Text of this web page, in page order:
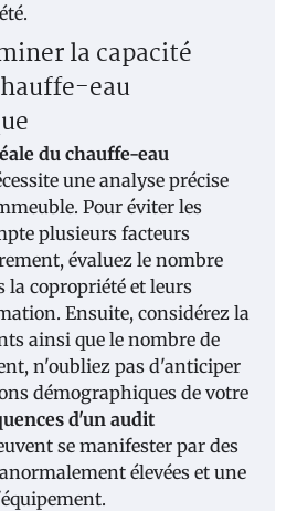
la capacité
eau
du chauffe-eau
une analyse précise
Pour éviter les
plusieurs facteurs
évaluez le nombre
la copropriété et leurs
Ensuite, considérez la
ainsi que le nombre de
n'oubliez pas d'anticiper
démographiques de votre
d'un audit
se manifester par des
élevées et une